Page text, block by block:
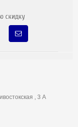
скидку
, 3 А